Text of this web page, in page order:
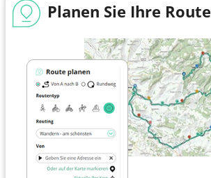
Planen Sie Ihre Route